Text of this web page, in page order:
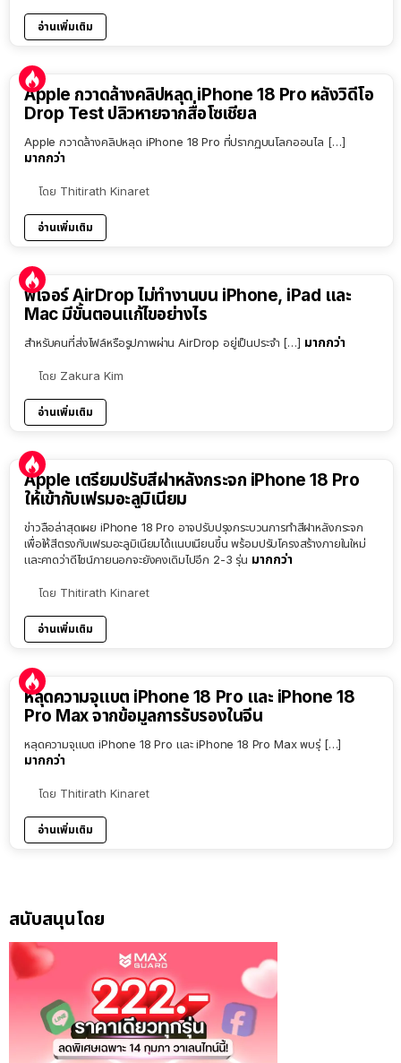
อ่านเพิ่มเติม
Apple กวาดล้างคลิปหลุด iPhone 18 Pro หลังวิดีโอ
Drop Test ปลิวหายจากสื่อโซเชียล
Apple กวาดล้างคลิปหลุด iPhone 18 Pro ที่ปรากฏบนโลกออนไล […]
มากกว่า
โดย Thitirath Kinaret
อ่านเพิ่มเติม
ฟีเจอร์ AirDrop ไม่ทำงานบน iPhone, iPad และ
Mac มีขั้นตอนแก้ไขอย่างไร
สำหรับคนที่ส่งไฟล์หรือรูปภาพผ่าน AirDrop อยู่เป็นประจำ […] มากกว่า
โดย Zakura Kim
อ่านเพิ่มเติม
Apple เตรียมปรับสีฝาหลังกระจก iPhone 18 Pro
ให้เข้ากับเฟรมอะลูมิเนียม
ข่าวลือล่าสุดเผย iPhone 18 Pro อาจปรับปรุงกระบวนการทำสีฝาหลังกระจก
เพื่อให้สีตรงกับเฟรมอะลูมิเนียมได้แนบเนียนขึ้น พร้อมปรับโครงสร้างภายในใหม่
และคาดว่าดีไซน์ภายนอกจะยังคงเดิมไปอีก 2-3 รุ่น มากกว่า
โดย Thitirath Kinaret
อ่านเพิ่มเติม
หลุดความจุแบต iPhone 18 Pro และ iPhone 18
Pro Max จากข้อมูลการรับรองในจีน
หลุดความจุแบต iPhone 18 Pro และ iPhone 18 Pro Max พบรุ่ […]
มากกว่า
โดย Thitirath Kinaret
อ่านเพิ่มเติม
สนับสนุนโดย